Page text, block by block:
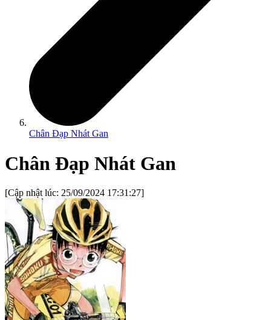
Chân Đạp Nhát Gan
Chân Đạp Nhát Gan
[Cập nhật lúc: 25/09/2024 17:31:27]